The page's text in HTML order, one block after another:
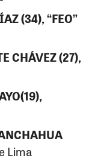
(34), “FEO”
CHÁVEZ (27),
Lima